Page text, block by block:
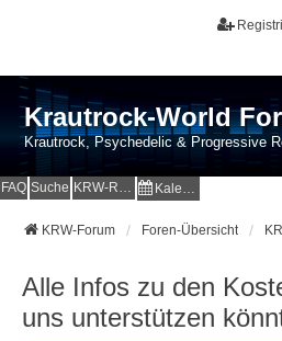
Krautrock-World
Krautrock, Psychedelic & Progressive
FAQ Suche KRW-Radio Kalender
KRW-Forum Foren-Übersicht
Alle Infos zu den
uns unterstützen